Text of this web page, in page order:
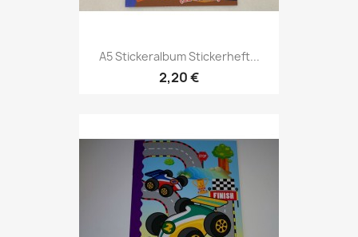
A5 Stickeralbum Stickerheft...
2,20 €